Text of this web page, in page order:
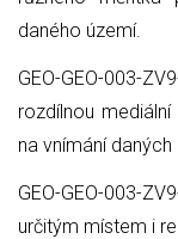
daného území.
GEO-GEO-
rozdílnou
na vnímání daných
GEO-GEO-003-
určitým místem i